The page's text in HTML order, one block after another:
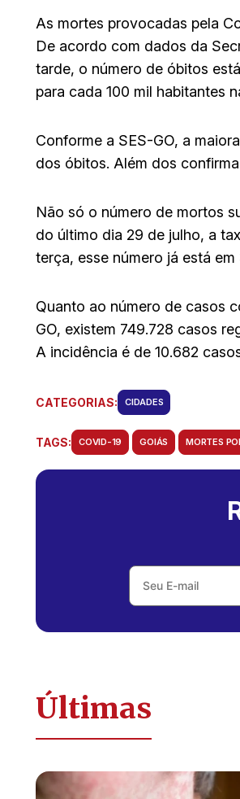
As mortes provocadas pela
De acordo com dados da
tarde, o número de óbitos
para cada 100 mil habitantes
Conforme a SES-GO, a
dos óbitos. Além dos
Não só o número de mortos
do último dia 29 de julho, a
terça, esse número já está
Quanto ao número de casos
GO, existem 749.728 casos
A incidência é de 10.682
CATEGORIAS: CIDADES
TAGS: COVID-19 GOIÁS MORTES
Últimas